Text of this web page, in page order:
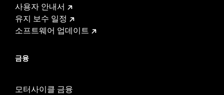
사용자 안내서
유지 보수 일정
소프트웨어 업데이트
금융
모터사이클 금융